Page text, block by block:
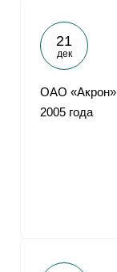
21
дек
ОАО «Акрон»
2005 года